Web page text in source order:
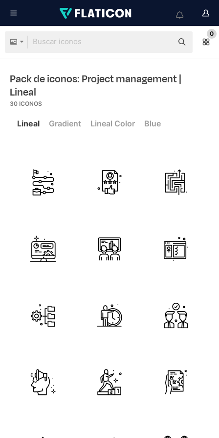
0
Pack de iconos: Project management|
Lineal
30 ICONOS
Lineal Gradient Lineal Color Blue